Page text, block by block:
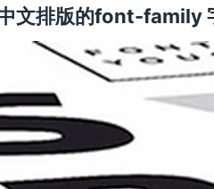
文排版的font-family